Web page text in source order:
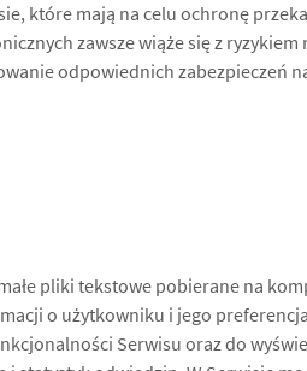
które mają na celu ochronę
zawsze wiąże się z
odpowiednich zabezpieczeń
pliki tekstowe pobierane na
o użytkowniku i jego
Serwisu oraz do